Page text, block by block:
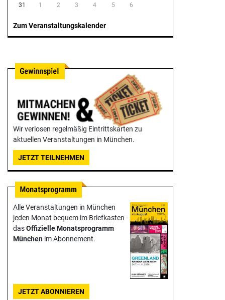
31
1 2 3 4 5 6
Zum Veranstaltungskalender
Wir verlosen regelmäßig Eintrittskarten zu
aktuellen Veranstaltungen in München.
JETZT TEILNEHMEN
Alle Veranstaltungen in München
jeden Monat bequem im Briefkasten -
dasOffizielle Monats­programm
München im Abonnement.
JETZT ABONNIEREN